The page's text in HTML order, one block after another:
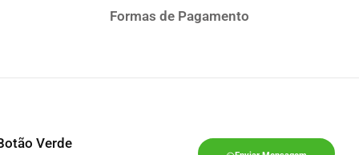
Formas de Pagamento
Verde